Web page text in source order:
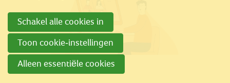
naar
hoofdinhoud
Over Similes
Contact
Lid worden
Schakel alle cookies in
Toon cookie-instellingen
Alleen essentiële cookies